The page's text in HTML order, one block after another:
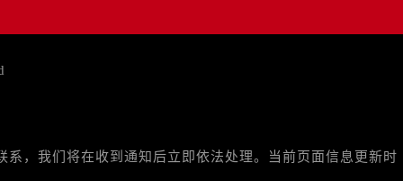
，我们将在收到通知后立即依法处理。当前页面信息更新时